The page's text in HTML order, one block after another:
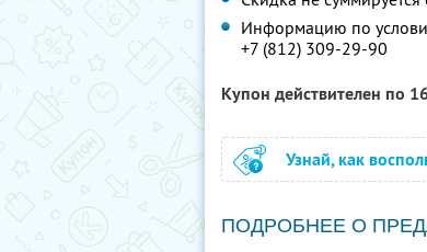
Информацию по
+7 (812) 309-29-90
Купон действителен по
Узнай, как
ПОДРОБНЕЕ О